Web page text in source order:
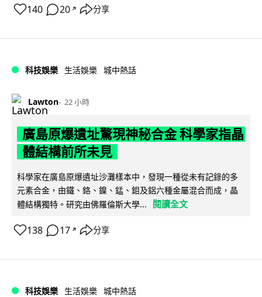
140 20 ↗ 分享
科技娛樂 生活娛樂 城中熱話
Lawton 22 小時
廣島原爆遺址驚現神秘合金 科學家指晶
體結構前所未見
科學家在廣島原爆遺址沙灘樣本中，發現一種從未有記錄的多
元素合金，由鐵、鉻、鎳、錳、鉬及鋁六種金屬混合而成，晶
體結構獨特。研究由佛羅倫斯大學...
閱讀全文
138 17 ↗ 分享
科技娛樂 生活娛樂 城中熱話